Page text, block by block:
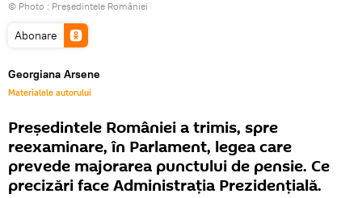
© Photo : Președintele României
Abonare
Georgiana Arsene
Materialele autorului
Președintele României a trimis, spre
reexaminare, în Parlament, legea care
prevede majorarea punctului de pensie. Ce
precizări face Administrația Prezidențială.